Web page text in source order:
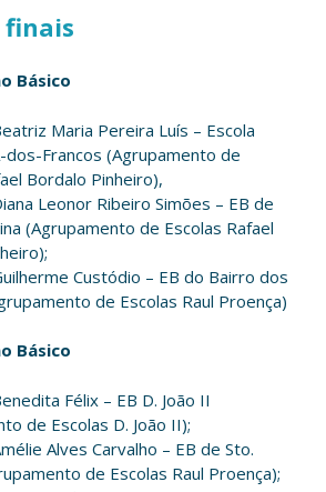
finais
Básico
Maria Pereira Luís – Escola
dos-Francos (Agrupamento de
Bordalo Pinheiro),
Leonor Ribeiro Simões – EB de
(Agrupamento de Escolas Rafael
Custódio – EB do Bairro dos
de Escolas Raul Proença)
Básico
Félix – EB D. João II
de Escolas D. João II);
Alves Carvalho – EB de Sto.
de Escolas Raul Proença);